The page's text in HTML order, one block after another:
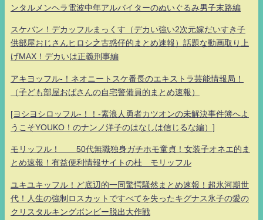
ンタルメンヘラ電波中年アルバイターのぬいぐるみ男子末路編
スケバン！デカッフルまっくす（デカい強い2次元嫁だいすき子
供部屋おじさんヒロシ之古惑仔的まとめ速報）話題な動画取り上
げMAX！デカいは正義刑事編
アキヨッフル-！ネオニートスケ番長のエキストラ芸能情報局！
（子ども部屋おばさんの自宅警備員的まとめ速報）
[ヨシヨシロッフル-！！-素浪人勇者カツオンの未解決事件簿へよ
うこそYOUKO！のナンノ洋子のはなしは信じるな編）]
モリッフル！ 50代無職独身ガチホモ童貞！女装子オネエ的ま
とめ速報！有益便利情報サイトの杜 モリッフル
ユキユキッフル！ど底辺的一同驚愕騒然まとめ速報！超氷河期世
代！人生の強制ロスカットですべてを失ったキグナス氷子の愛の
クリスタルキングボンビー脱出大作戦